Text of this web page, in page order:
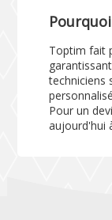
Toptim fait
techniciens
Pour un
aujourd'hui